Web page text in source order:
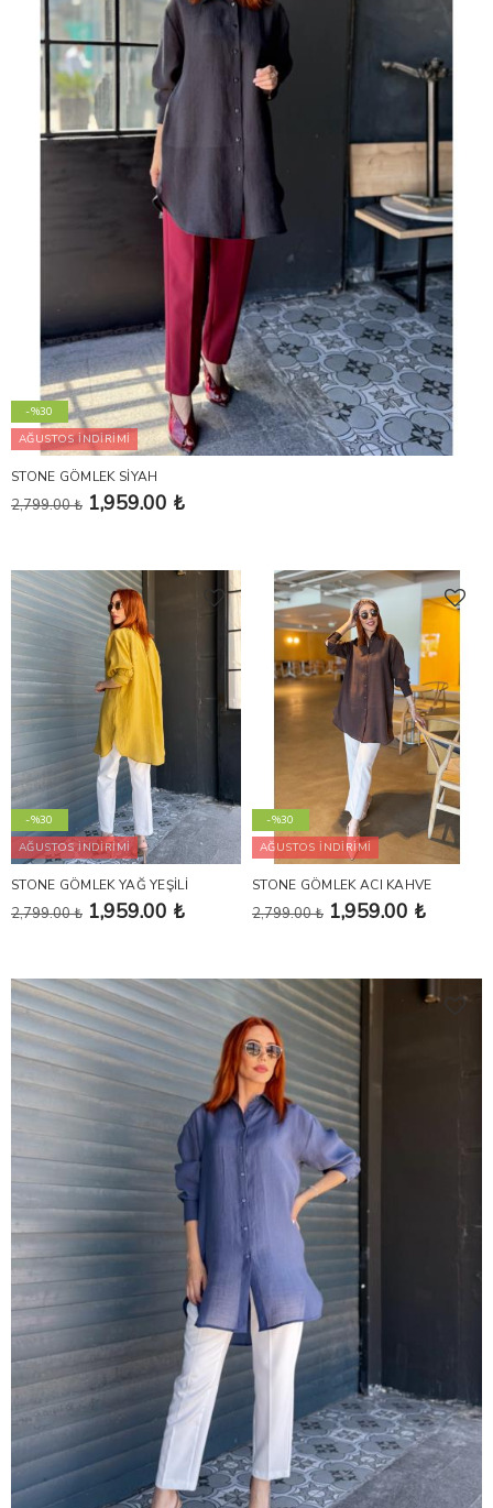
-%30
AĞUSTOS İNDİRİMİ
STONE GÖMLEK SİYAH
2,799.00 ₺ 1,959.00 ₺
-%30
AĞUSTOS İNDİRİMİ
STONE GÖMLEK YAĞ YEŞİLİ
2,799.00 ₺ 1,959.00 ₺
-%30
AĞUSTOS İNDİRİMİ
STONE GÖMLEK ACI KAHVE
2,799.00 ₺ 1,959.00 ₺